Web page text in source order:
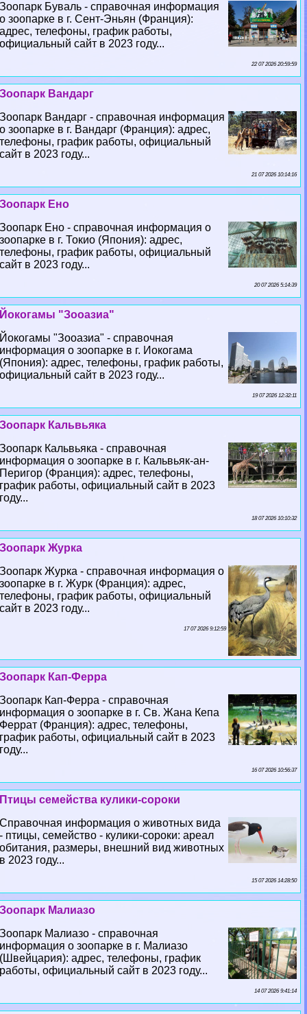
Зоопарк Буваль - справочная информация
о зоопарке в г. Сент-Эньян (Франция):
адрес, телефоны, график работы,
официальный сайт в 2023 году...
22 07 2026 20:59:59
Зоопарк Вандарг
Зоопарк Вандарг - справочная информация
о зоопарке в г. Вандарг (Франция): адрес,
телефоны, график работы, официальный
сайт в 2023 году...
21 07 2026 10:14:16
Зоопарк Ено
Зоопарк Ено - справочная информация о
зоопарке в г. Токио (Япония): адрес,
телефоны, график работы, официальный
сайт в 2023 году...
20 07 2026 5:14:39
Йокогамы "Зооазиа"
Йокогамы "Зооазиа" - справочная
информация о зоопарке в г. Иокогама
(Япония): адрес, телефоны, график работы,
официальный сайт в 2023 году...
19 07 2026 12:32:11
Зоопарк Кальвьяка
Зоопарк Кальвьяка - справочная
информация о зоопарке в г. Кальвьяк-ан-
Перигор (Франция): адрес, телефоны,
график работы, официальный сайт в 2023
году...
18 07 2026 10:10:32
Зоопарк Журка
Зоопарк Журка - справочная информация о
зоопарке в г. Журк (Франция): адрес,
телефоны, график работы, официальный
сайт в 2023 году...
17 07 2026 9:12:59
Зоопарк Кап-Ферра
Зоопарк Кап-Ферра - справочная
информация о зоопарке в г. Св. Жана Кепа
Феррат (Франция): адрес, телефоны,
график работы, официальный сайт в 2023
году...
16 07 2026 10:56:37
Птицы семейства кулики-сороки
Справочная информация о животных вида
- птицы, семейство - кулики-сороки: ареал
обитания, размеры, внешний вид животных
в 2023 году...
15 07 2026 14:28:50
Зоопарк Малиазо
Зоопарк Малиазо - справочная
информация о зоопарке в г. Малиазо
(Швейцария): адрес, телефоны, график
работы, официальный сайт в 2023 году...
14 07 2026 9:41:14